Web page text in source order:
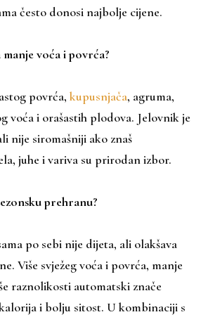
često donosi najbolje cijene.
voća i povrća?
povrća, kupusnjača, agruma,
voća i orašastih plodova. Jelovnik je
nije siromašniji ako znaš
juhe i variva su prirodan izbor.
prehranu?
po sebi nije dijeta, ali olakšava
Više svježeg voća i povrća, manje
raznolikosti automatski znače
i bolju sitost. U kombinaciji s